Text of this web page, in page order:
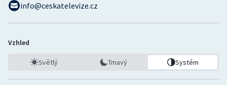
info@ceskatelevize.cz
Vzhled
Světlý Tmavý Systém